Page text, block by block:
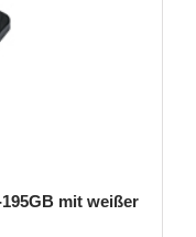
mit weißer